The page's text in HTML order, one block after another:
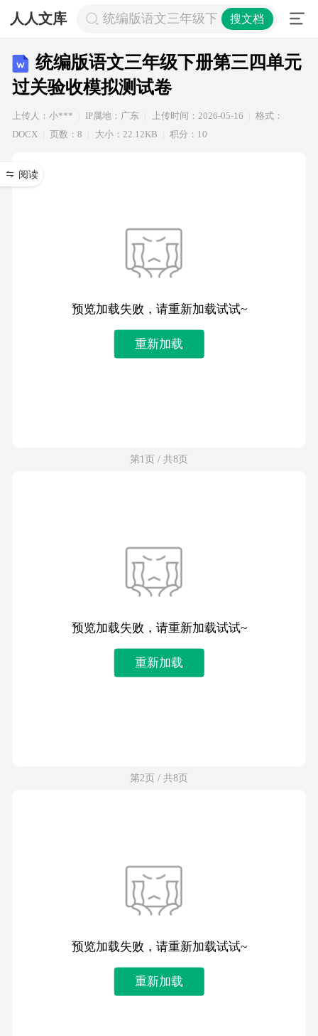
人人文库 统编版语文三年级下册第三四单元过
搜文档
统编版语文三年级下册第三四单元
过关验收模拟测试卷
上传人：小*** IP属地：广东 上传时间：2026-05-16
格式：
DOCX
页数：8 大小：22.12KB 积分：10
阅读
预览加载失败，请重新加载试试~
重新加载
第1页 / 共8页
预览加载失败，请重新加载试试~
重新加载
第2页 / 共8页
预览加载失败，请重新加载试试~
重新加载